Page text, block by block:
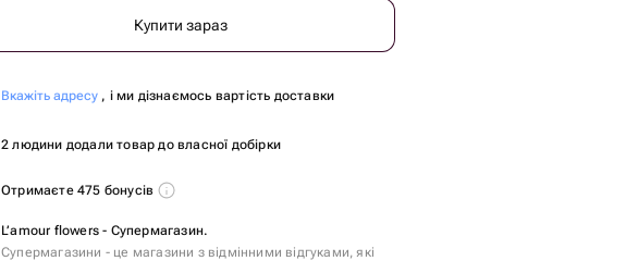
Купити зараз
Вкажіть адресу , і ми дізнаємось вартість доставки
2 людини додали товар до власної добірки
Отримаєте 475 бонусів
L’amour flowers - Супермагазин.
Супермагазини - це магазини з відмінними відгуками, які